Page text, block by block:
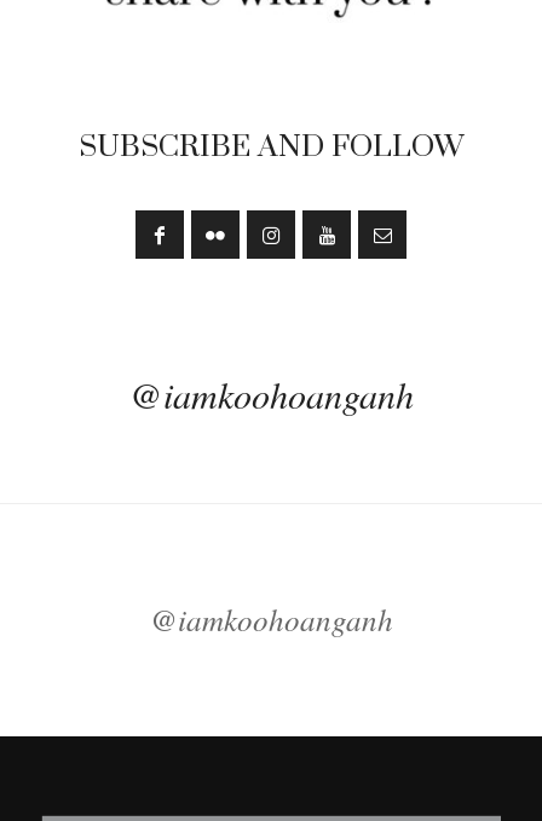
SUBSCRIBE AND FOLLOW
@iamkoohoanganh
@iamkoohoanganh